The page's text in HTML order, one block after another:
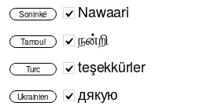
Soninké Nawaari
Tamoul நன்றி
Turc teşekkürler
Ukrainien дякую